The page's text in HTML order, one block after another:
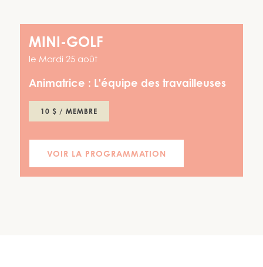
MINI-GOLF
le Mardi 25 août
Animatrice : L'équipe des travailleuses
10 $ / MEMBRE
VOIR LA PROGRAMMATION